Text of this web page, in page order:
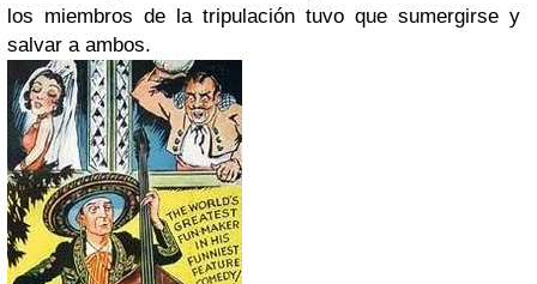
los miembros de la tripulación tuvo que sumergirse y
salvar a ambos.